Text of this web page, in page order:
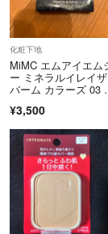
化粧下地
MiMC エムアイエム
ー ミネラルイレイ
バーム カラーズ 03
¥3,500